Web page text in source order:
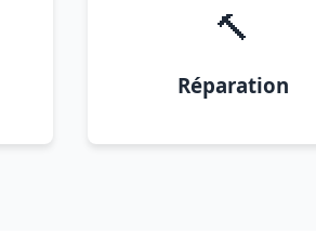
🔨
Réparation